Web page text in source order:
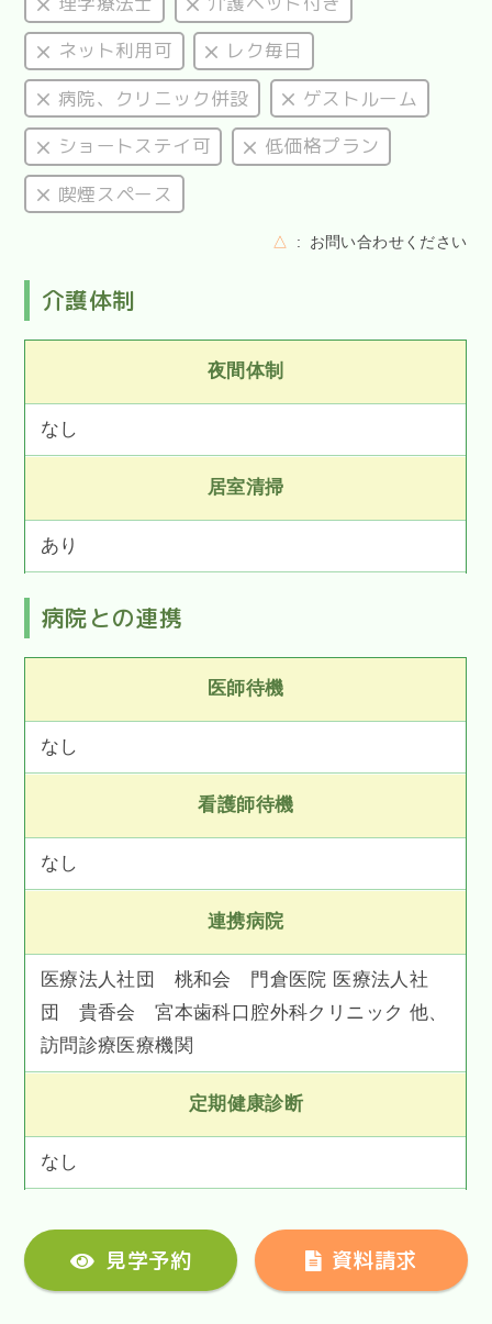
ネット利用可
レク毎日
病院、クリニック併設
ゲストルーム
ショートステイ可
低価格プラン
喫煙スペース
△ お問い合わせください
介護体制
夜間体制
なし
居室清掃
あり
病院との連携
医師待機
なし
看護師待機
なし
連携病院
医療法人社団 桃和会 門倉医院 医療法人社
団 貴香会 宮本歯科口腔外科クリニック 他、
訪問診療医療機関
定期健康診断
なし
見学予約 資料請求